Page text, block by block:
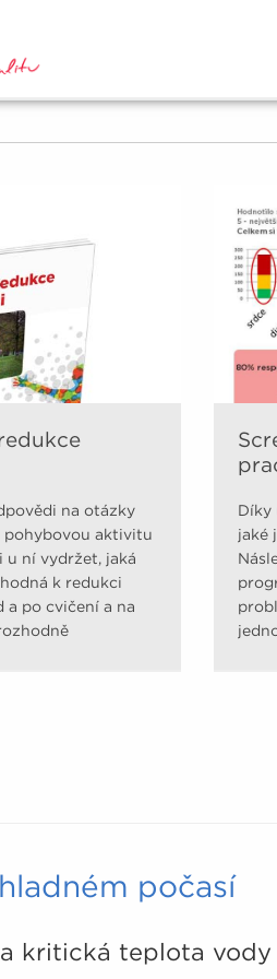
na otázky
pohybovou aktivitu
u ní vydržet, jaká
k redukci
a po cvičení a na
Díky
jaké
počasí
kritická teplota vody